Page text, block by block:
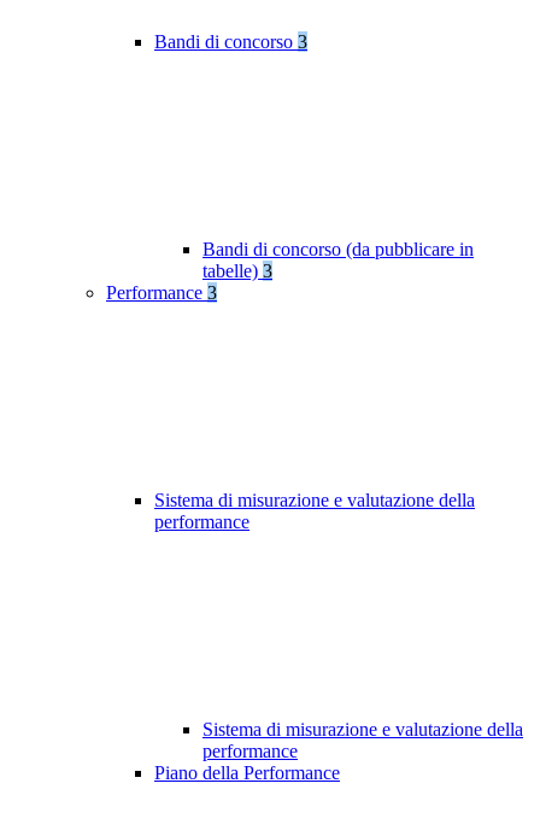
Bandi di concorso 3
Bandi di concorso (da pubblicare in
tabelle) 3
Performance 3
Sistema di misurazione e valutazione della
performance
Sistema di misurazione e valutazione della
performance
Piano della Performance